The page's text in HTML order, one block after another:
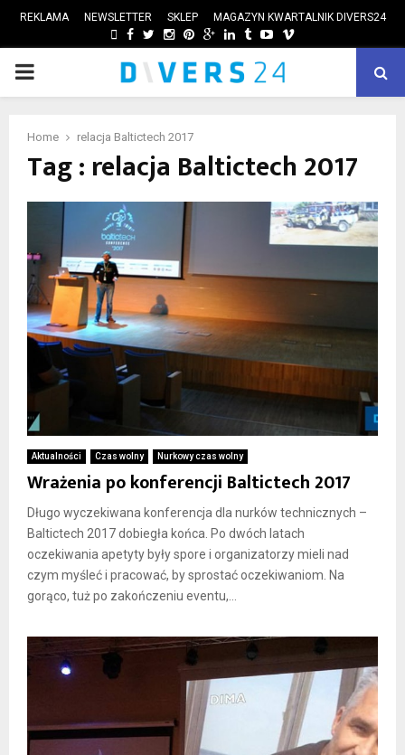
REKLAMA NEWSLETTER SKLEP MAGAZYN KWARTALNIK DIVERS24
FACEBOOK
TWITTER
INSTAGRAM
PINTEREST
GOOGLE
LINKEDIN
TUMBLRYOUTUBE
VIMEO
PRIMARY
Home relacja Baltictech 2017
Tag : relacja Baltictech 2017
Aktualności Czas wolny Nurkowy czas wolny
Wrażenia po konferencji Baltictech 2017
Długo wyczekiwana konferencja dla nurków technicznych –
Baltictech 2017 dobiegła końca. Po dwóch latach
oczekiwania apetyty były spore i organizatorzy mieli nad
czym myśleć i pracować, by sprostać oczekiwaniom. Na
gorąco, tuż po zakończeniu eventu,...